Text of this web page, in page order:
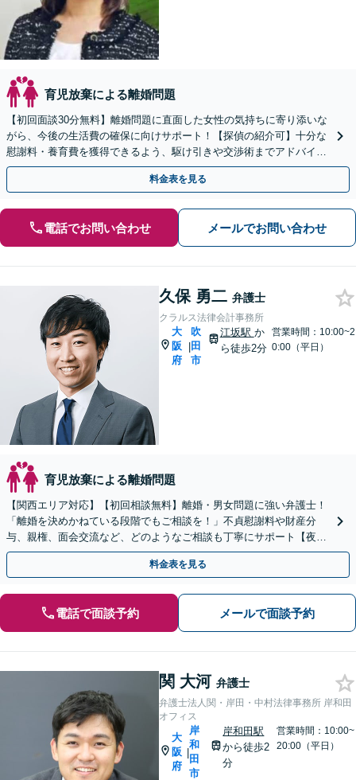
育児放棄による離婚問題
【初回面談30分無料】離婚問題に直面した女性の気持ちに寄り添いな
がら、今後の生活費の確保に向けサポート！【探偵の紹介可】十分な
慰謝料・養育費を獲得できるよう、駆け引きや交渉術までアドバイス
します【夜間面談可】【ビデオ面談可】【東梅田駅8分】
料金表を見る
電話でお問い合わせ メールでお問い合わせ
久保 勇二 弁護士
クラルス法律会計事務所
大
阪
府
|
吹
田
市
江坂駅 か
ら徒歩2分
営業時間：10:00~2
0:00（平日）
育児放棄による離婚問題
【関西エリア対応】【初回相談無料】離婚・男女問題に強い弁護士！
「離婚を決めかねている段階でもご相談を！」不貞慰謝料や財産分
与、親権、面会交流など、どのようなご相談も丁寧にサポート【夜
間・休日面談可】【WEB面談】【完全個室】
料金表を見る
電話で面談予約 メールで面談予約
関 大河 弁護士
弁護士法人関・岸田・中村法律事務所 岸和田
オフィス
大
阪
府
|
岸
和
田
市
岸和田駅
から徒歩2
分
営業時間：10:00~
20:00（平日）